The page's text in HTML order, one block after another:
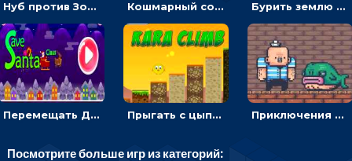
Нуб против Зомби: направлять линию на врага и бить молотом Кошмарный сон Нуба: балансируй, чтобы выжить Бурить землю с миньоном, чтобы собирать ископаемые - приключения
Перемещать Деда Мороза с оленями, чтобы стрелять по снеговикам - приключения Прыгать с цыпленком по столбикам вверх, чтобы собирать время - гиперказуальные Приключения Пиратские бомбы: собирать взрывчатку, пока не поднялась вода
Посмотрите больше игр из категорий: